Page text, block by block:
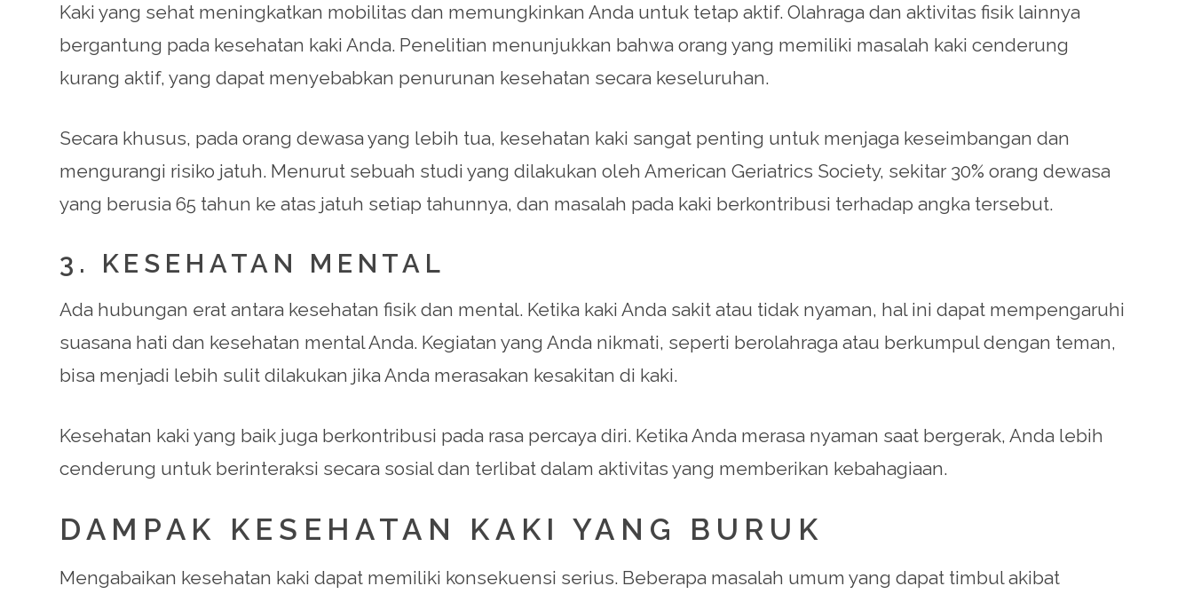
Kaki yang sehat meningkatkan mobilitas dan memungkinkan Anda untuk tetap aktif. Olahraga dan aktivitas fisik lainnya
bergantung pada kesehatan kaki Anda. Penelitian menunjukkan bahwa orang yang memiliki masalah kaki cenderung
kurang aktif, yang dapat menyebabkan penurunan kesehatan secara keseluruhan.
Secara khusus, pada orang dewasa yang lebih tua, kesehatan kaki sangat penting untuk menjaga keseimbangan dan
mengurangi risiko jatuh. Menurut sebuah studi yang dilakukan oleh American Geriatrics Society, sekitar 30% orang dewasa
yang berusia 65 tahun ke atas jatuh setiap tahunnya, dan masalah pada kaki berkontribusi terhadap angka tersebut.
3. KESEHATAN MENTAL
Ada hubungan erat antara kesehatan fisik dan mental. Ketika kaki Anda sakit atau tidak nyaman, hal ini dapat mempengaruhi
suasana hati dan kesehatan mental Anda. Kegiatan yang Anda nikmati, seperti berolahraga atau berkumpul dengan teman,
bisa menjadi lebih sulit dilakukan jika Anda merasakan kesakitan di kaki.
Kesehatan kaki yang baik juga berkontribusi pada rasa percaya diri. Ketika Anda merasa nyaman saat bergerak, Anda lebih
cenderung untuk berinteraksi secara sosial dan terlibat dalam aktivitas yang memberikan kebahagiaan.
DAMPAK KESEHATAN KAKI YANG BURUK
Mengabaikan kesehatan kaki dapat memiliki konsekuensi serius. Beberapa masalah umum yang dapat timbul akibat